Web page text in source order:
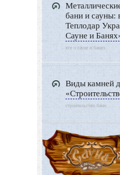
бани и сауны:
Теплодар
Сауне и
все о сауне и банях
Виды камней
строительство бани